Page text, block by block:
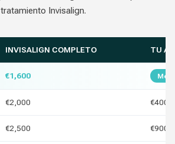
tratamiento Invisalign.
INVISALIGN COMPLETO TU
€1,600
€2,000 €400
€2,500 €900